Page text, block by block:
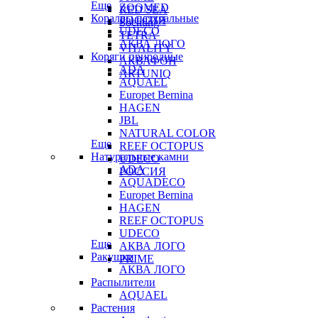
RED SEA
Sochting
TETRA
VITALITY
АКВАФОН
ARTUNIQ
ZOOMED
РОССИЯ
Еще
Кораллы натуральные
UDECO
АКВА ЛОГО
Коряги природные
ADA
AQUAEL
Europet Bernina
HAGEN
JBL
NATURAL COLOR
REEF OCTOPUS
UDECO
РОССИЯ
Еще
Натуральные камни
ADA
AQUADECO
Europet Bernina
HAGEN
REEF OCTOPUS
UDECO
АКВА ЛОГО
PRIME
Еще
Ракушки
АКВА ЛОГО
Распылители
AQUAEL
Растения